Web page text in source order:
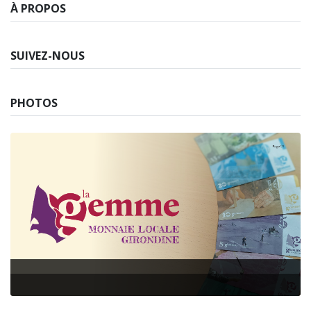
À PROPOS
SUIVEZ-NOUS
PHOTOS